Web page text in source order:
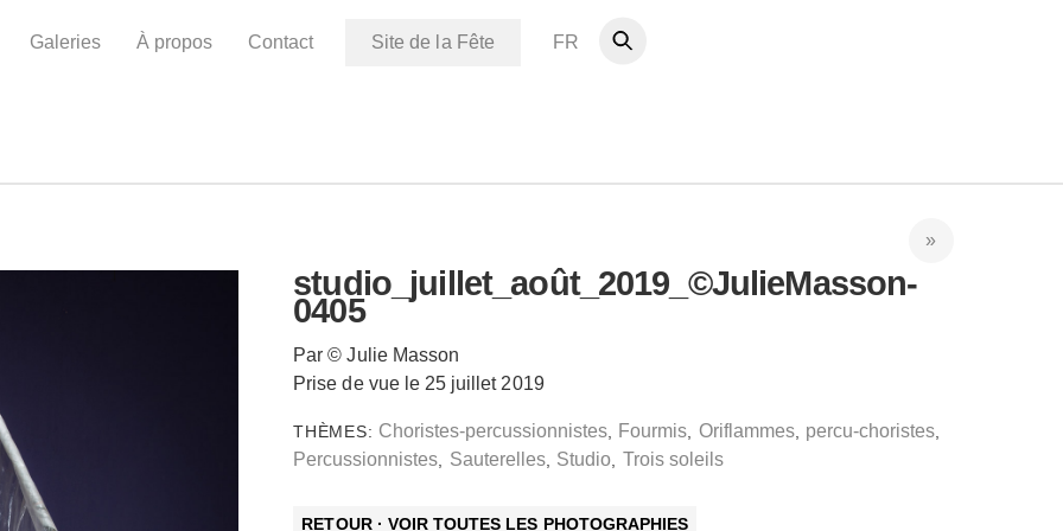
Galeries À propos Contact Site de la Fête FR
studio_juillet_août_2019_©JulieMasson-
0405
Par © Julie Masson
Prise de vue le 25 juillet 2019
THÈMES: Choristes-percussionnistes, Fourmis, Oriflammes, percu-choristes,
Percussionnistes, Sauterelles, Studio, Trois soleils
RETOUR · VOIR TOUTES LES PHOTOGRAPHIES